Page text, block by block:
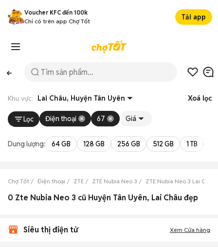
Voucher KFC đến 100k
Chỉ có trên app Chợ Tốt
Tải app
Khu vực: Lai Châu, Huyện Tân Uyên Xoá lọc
Lọc Điện thoại 67 Giá
Dung lượng: 64 GB 128 GB 256 GB 512 GB 1 TB
Chợ Tốt Điện thoại ZTE ZTE Nubia Neo 3 ZTE Nubia Neo 3 Lai Châu
0 Zte Nubia Neo 3 cũ Huyện Tân Uyên, Lai Châu đẹp
Siêu thị điện tử Xem Cửa hàng